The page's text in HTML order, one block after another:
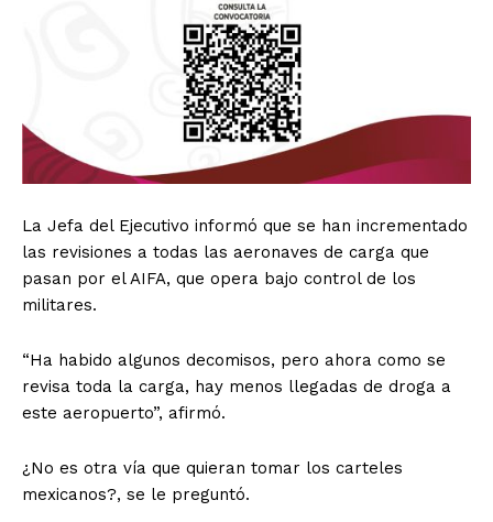
La Jefa del Ejecutivo informó que se han incrementado
las revisiones a todas las aeronaves de carga que
pasan por el AIFA, que opera bajo control de los
militares.
“Ha habido algunos decomisos, pero ahora como se
revisa toda la carga, hay menos llegadas de droga a
este aeropuerto”, afirmó.
¿No es otra vía que quieran tomar los carteles
mexicanos?, se le preguntó.